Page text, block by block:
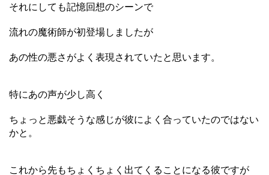
それにしても記憶回想のシーンで
流れの魔術師が初登場しましたが
あの性の悪さがよく表現されていたと思います。
特にあの声が少し高く
ちょっと悪戯そうな感じが彼によく合っていたのではない
かと。
これから先もちょくちょく出てくることになる彼ですが